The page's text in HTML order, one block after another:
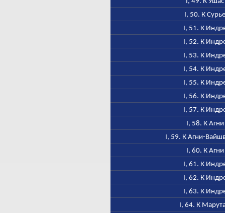
I, 50. К Сурье
I, 51. К
I, 52. К
I, 53. К
I, 54. К
I, 55. К
I, 56. К
I, 57. К
I, 58. К Агни
I, 59. К Агни-
I, 60. К Агни
I, 61. К
I, 62. К
I, 63. К
I, 64. К